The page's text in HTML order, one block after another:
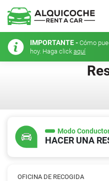
IMPORTANTE - Cómo
hoy. Haga click aquí
Modo
HACER UNA
OFICINA DE RECOGIDA